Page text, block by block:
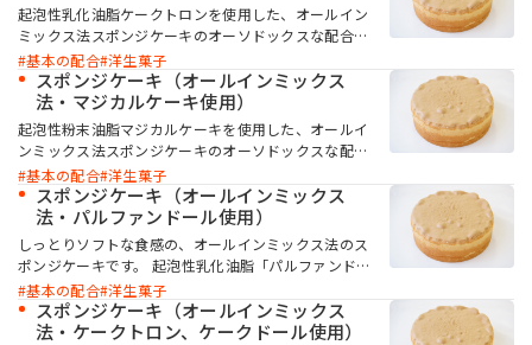
起泡性乳化油脂ケークトロンを使用した、オールイン
ミックス法スポンジケーキのオーソドックスな配合で
す。ケークトロンは高い起泡性を持ち、少量の添加で
製造可能です。ボリュームよくソフトさが持続するス
ポンジケーキに仕上がります。
基本の配合 洋生菓子
スポンジケーキ（オールインミックス
法・マジカルケーキ使用）
起泡性粉末油脂マジカルケーキを使用した、オールイ
ンミックス法スポンジケーキのオーソドックスな配合
です。マジカルケーキはオールインミックスでも安定
したケーキが作れ、油脂が粉末状のため作業性も良好
です。ソフトで口どけの良い食感になります。
基本の配合 洋生菓子
スポンジケーキ（オールインミックス
法・パルファンドール使用）
しっとりソフトな食感の、オールインミックス法のス
ポンジケーキです。 起泡性乳化油脂「パルファンドー
ル」を使用することで、しっとりとやわらかな食感に
仕上がります。
基本の配合 洋生菓子
スポンジケーキ（オールインミックス
法・ケークトロン、ケークドール使用）